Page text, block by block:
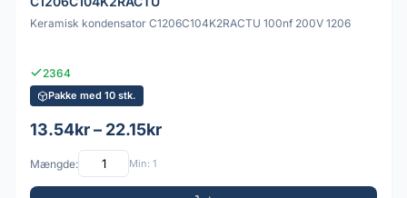
Keramisk kondensator C1206C104K2RACTU 100nf 200V 1206
2364
Pakke med 10 stk.
13.54kr – 22.15kr
Mængde: Min: 1